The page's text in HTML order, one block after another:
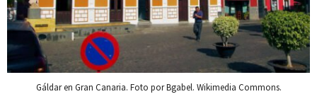
Gáldar en Gran Canaria. Foto por Bgabel. Wikimedia Commons.